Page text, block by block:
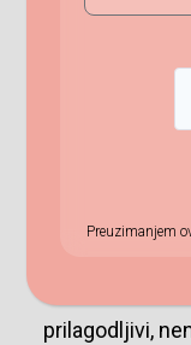
sva druga);
Zeleno
Najveći broj
podržavajući,
prilagodljivi,
Preuzimanjem